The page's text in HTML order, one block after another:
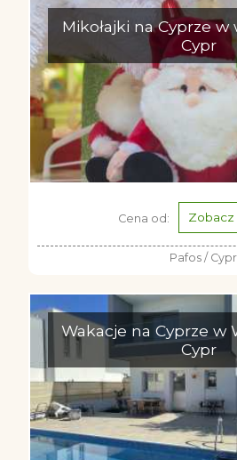
Cypryjskie plaże
Mikołajki na Cyprze w
Cypr
Cena od: Zobacz
Pafos / Cypr
Wakacje na Cyprze w
Cypr